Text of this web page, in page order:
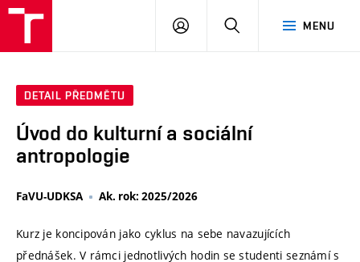
MENU
PŘIHLÁSIT
DETAIL PŘEDMĚTU
Úvod do kulturní a sociální
antropologie
FaVU-UDKSA Ak. rok: 2025/2026
Kurz je koncipován jako cyklus na sebe navazujících
přednášek. V rámci jednotlivých hodin se studenti seznámí s